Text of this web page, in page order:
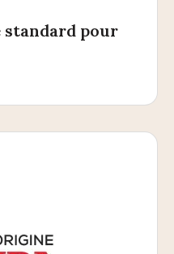
standard pour